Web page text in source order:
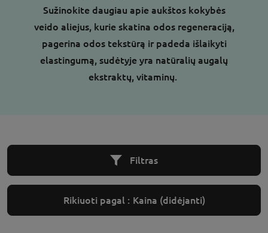
Sužinokite daugiau apie aukštos kokybės
veido aliejus, kurie skatina odos regeneraciją,
pagerina odos tekstūrą ir padeda išlaikyti
elastingumą, sudėtyje yra natūralių augalų
ekstraktų, vitaminų.
Rikiuoti pagal : Kaina (didėjanti)
Filtras